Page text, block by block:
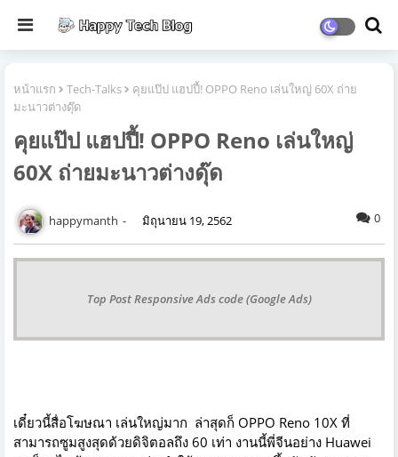
หน้าแรก Tech-Talks
คุยแป๊ป แฮปปี้! OPPO Reno เล่นใหญ่ 60X ถ่าย
มะนาวต่างดุ๊ด
คุยแป๊ป แฮปปี้! OPPO Reno เล่นใหญ่
60X ถ่ายมะนาวต่างดุ๊ด
happymanth มิถุนายน 19, 2562 0
Top Post Responsive Ads code (Google Ads)
เดี๋ยวนี้สื่อโฆษณา เล่นใหญ่มาก ล่าสุดก็ OPPO Reno 10X ที่
สามารถซูมสูงสุดด้วยดิจิตอลถึง 60 เท่า งานนี้พี่จีนอย่าง Huawei